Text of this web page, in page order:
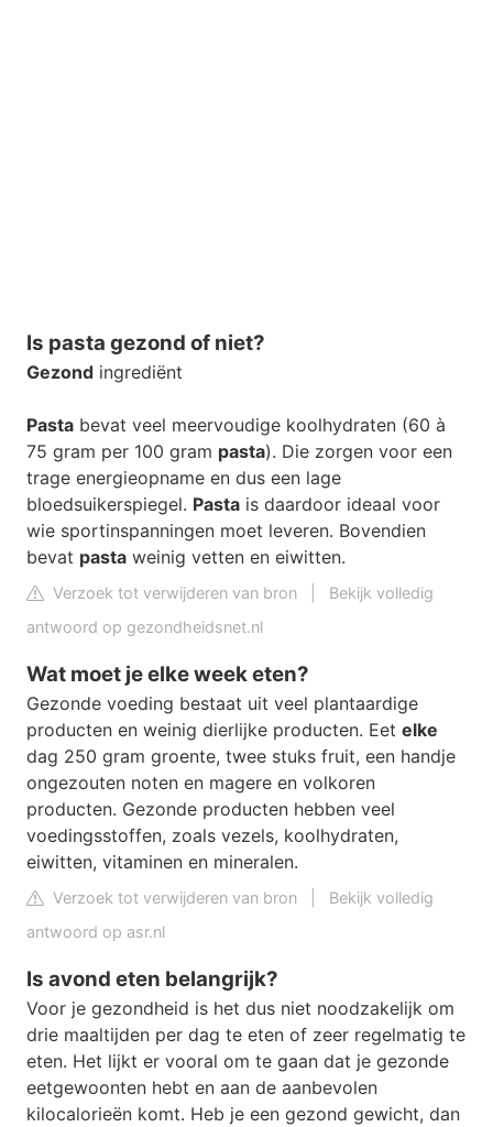
Is pasta gezond of niet?
Gezond ingrediënt
Pasta bevat veel meervoudige koolhydraten (60 à
75 gram per 100 gram pasta). Die zorgen voor een
trage energieopname en dus een lage
bloedsuikerspiegel. Pasta is daardoor ideaal voor
wie sportinspanningen moet leveren. Bovendien
bevat pasta weinig vetten en eiwitten.
Verzoek tot verwijderen van bron
Bekijk volledig
antwoord op gezondheidsnet.nl
Wat moet je elke week eten?
Gezonde voeding bestaat uit veel plantaardige
producten en weinig dierlijke producten. Eet elke
dag 250 gram groente, twee stuks fruit, een handje
ongezouten noten en magere en volkoren
producten. Gezonde producten hebben veel
voedingsstoffen, zoals vezels, koolhydraten,
eiwitten, vitaminen en mineralen.
Verzoek tot verwijderen van bron
Bekijk volledig
antwoord op asr.nl
Is avond eten belangrijk?
Voor je gezondheid is het dus niet noodzakelijk om
drie maaltijden per dag te eten of zeer regelmatig te
eten. Het lijkt er vooral om te gaan dat je gezonde
eetgewoonten hebt en aan de aanbevolen
kilocalorieën komt. Heb je een gezond gewicht, dan